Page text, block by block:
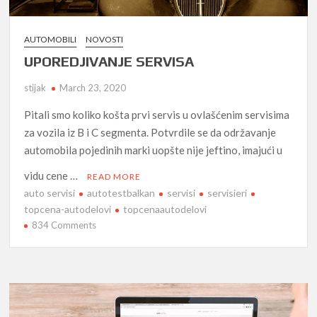
AUTOMOBILI NOVOSTI
UPOREDJIVANJE SERVISA
stijak March 23, 2020
Pitali smo koliko košta prvi servis u ovlašćenim servisima
za vozila iz B i C segmenta. Potvrdile se da održavanje
automobila pojedinih marki uopšte nije jeftino, imajući u
vidu cene …
READ MORE
auto servisi autotestbalkan servisi
servisieri
topcena-autodelovi
topcenaautodelovi
834 Commentson